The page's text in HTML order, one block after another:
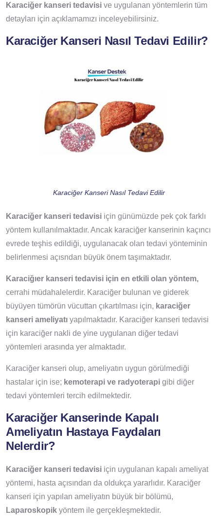
Karaciğer kanseri tedavisi ve uygulanan yöntemlerin tüm
detayları için açıklamamızı inceleyebilirsiniz.
Karaciğer Kanseri Nasıl Tedavi Edilir?
Karaciğer Kanseri Nasıl Tedavi Edilir
Karaciğer kanseri tedavisi için günümüzde pek çok farklı
yöntem kullanılmaktadır. Ancak karaciğer kanserinin kaçıncı
evrede teşhis edildiği, uygulanacak olan tedavi yönteminin
belirlenmesi açısndan büyük önem taşımaktadır.
Karaciğıer kanseri tedavisi için en etkili olan yöntem,
cerrahi müdahalelerdir. Karaciğer bulunan ve giderek
büyüyen tümörün vücuttan çıkartılması için, karaciğer
kanseri ameliyatı yapılmaktadır. Karaciğer kanseri tedavisi
için karaciğer nakli de yine uygulanan diğer tedavi
yöntemleri arasında yer almaktadır.
Karaciğer kanseri olup, ameliyatın uygun görülmediği
hastalar için ise; kemoterapi ve radyoterapi gibi diğer
tedavi yöntemleri tercih edilmektedir.
Karaciğer Kanserinde Kapalı
Ameliyatın Hastaya Faydaları
Nelerdir?
Karaciğer kanseri tedavisi için uygulanan kapalı ameliyat
yöntemi, hasta açısından da oldukça yararlıdır. Karaciğer
kanseri için yapılan ameliyatın büyük bir bölümü,
Laparoskopik yöntem ile gerçekleşmektedir.